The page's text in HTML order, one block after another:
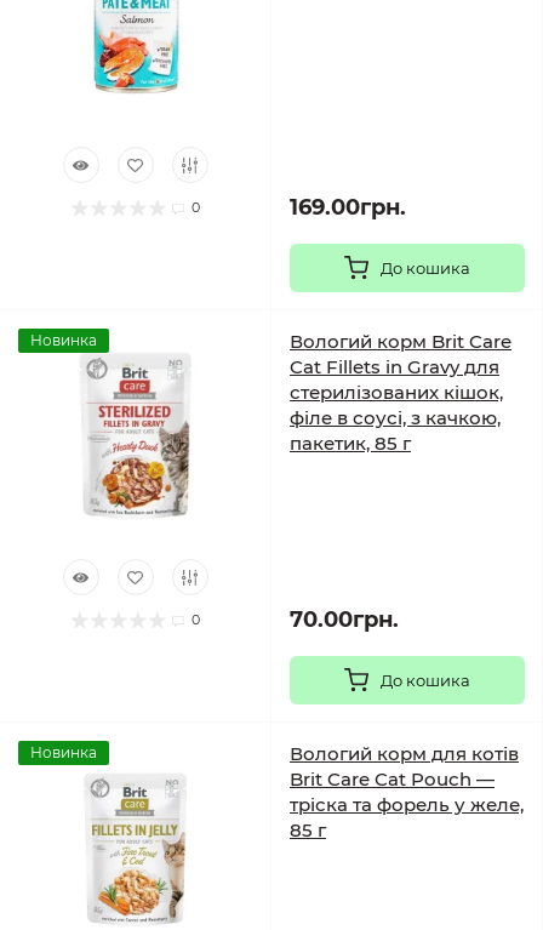
0 169.00грн.
До кошика
Новинка
0
Вологий корм Brit Care
Cat Fillets in Gravy для
стерилізованих кішок,
філе в соусі, з качкою,
пакетик, 85 г
70.00грн.
До кошика
Новинка
Вологий корм для котів
Brit Care Cat Pouch —
тріска та форель у желе,
85 г